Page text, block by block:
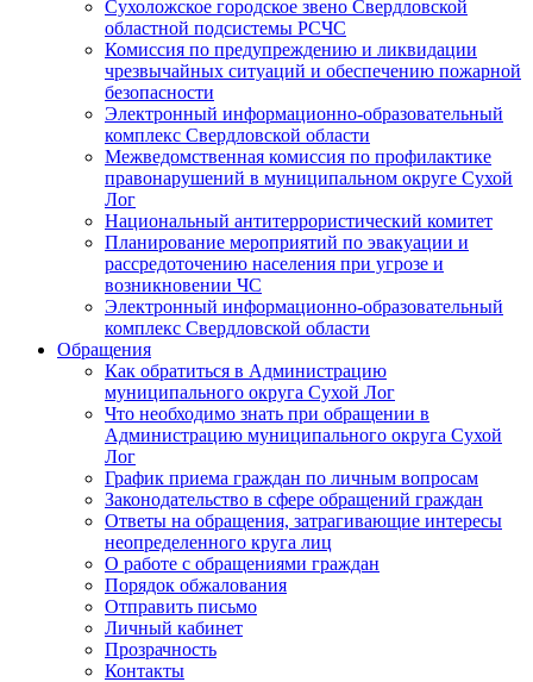
Сухоложское городское звено Свердловской
областной подсистемы РСЧС
Комиссия по предупреждению и ликвидации
чрезвычайных ситуаций и обеспечению пожарной
безопасности
Электронный информационно-образовательный
комплекс Cвердловской области
Межведомственная комиссия по профилактике
правонарушений в муниципальном округе Сухой
Лог
Национальный антитеррористический комитет
Планирование мероприятий по эвакуации и
рассредоточению населения при угрозе и
возникновении ЧС
Электронный информационно-образовательный
комплекс Свердловской области
Обращения
Как обратиться в Администрацию
муниципального округа Сухой Лог
Что необходимо знать при обращении в
Администрацию муниципального округа Сухой
Лог
График приема граждан по личным вопросам
Законодательство в сфере обращений граждан
Ответы на обращения, затрагивающие интересы
неопределенного круга лиц
О работе с обращениями граждан
Порядок обжалования
Отправить письмо
Личный кабинет
Прозрачность
Контакты